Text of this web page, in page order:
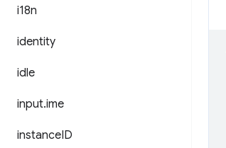
i18n
identity
idle
input.ime
instanceID